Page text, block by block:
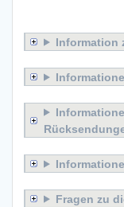
Information
Fragen zu